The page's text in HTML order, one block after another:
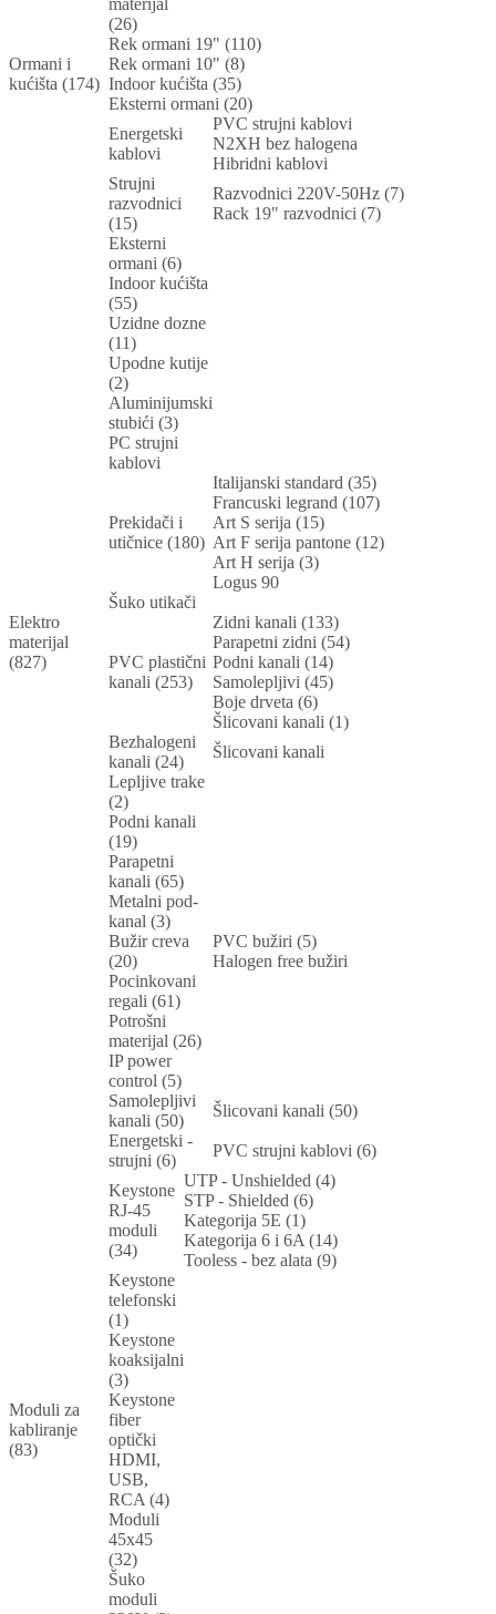
materijal
(26)
Ormani i
kućišta (174)
Rek ormani 19" (110)
Rek ormani 10" (8)
Indoor kućišta (35)
Eksterni ormani (20)
Elektro
materijal
(827)
Energetski
kablovi
PVC strujni kablovi
N2XH bez halogena
Hibridni kablovi
Strujni
razvodnici
(15)
Razvodnici 220V-50Hz (7)
Rack 19" razvodnici (7)
Eksterni
ormani (6)
Indoor kućišta
(55)
Uzidne dozne
(11)
Upodne kutije
(2)
Aluminijumski
stubići (3)
PC strujni
kablovi
Prekidači i
utičnice (180)
Italijanski standard (35)
Francuski legrand (107)
Art S serija (15)
Art F serija pantone (12)
Art H serija (3)
Logus 90
Šuko utikači
PVC plastični
kanali (253)
Zidni kanali (133)
Parapetni zidni (54)
Podni kanali (14)
Samolepljivi (45)
Boje drveta (6)
Šlicovani kanali (1)
Bezhalogeni
kanali (24)
Šlicovani kanali
Lepljive trake
(2)
Podni kanali
(19)
Parapetni
kanali (65)
Metalni pod-
kanal (3)
Bužir creva
(20)
PVC bužiri (5)
Halogen free bužiri
Pocinkovani
regali (61)
Potrošni
materijal (26)
IP power
control (5)
Samolepljivi
kanali (50)
Šlicovani kanali (50)
Energetski -
strujni (6)
PVC strujni kablovi (6)
Moduli za
kabliranje
(83)
Keystone
RJ-45
moduli
(34)
UTP - Unshielded (4)
STP - Shielded (6)
Kategorija 5E (1)
Kategorija 6 i 6A (14)
Tooless - bez alata (9)
Keystone
telefonski
(1)
Keystone
koaksijalni
(3)
Keystone
fiber
optički
HDMI,
USB,
RCA (4)
Moduli
45x45
(32)
Šuko
moduli